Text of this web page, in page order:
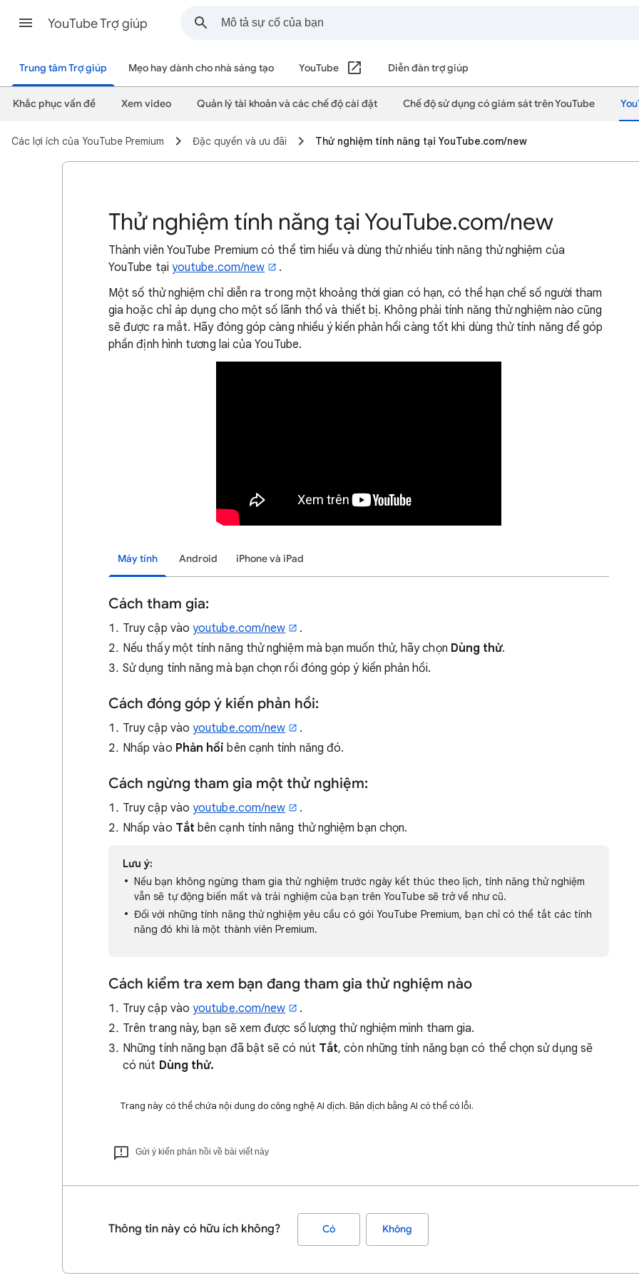
YouTube Trợ giúp
Trung tâm Trợ giúp Mẹo hay dành cho nhà sáng tạo YouTube Diễn đàn trợ giúp
Khắc phục vấn đề Xem video Quản lý tài khoản và các chế độ cài đặt Chế độ sử dụng có giám sát trên YouTube
Các lợi ích của YouTube Premium Đặc quyền và ưu đãi Thử nghiệm tính năng tại YouTube.com/new
Thử nghiệm tính năng tại YouTube.com/new
Thành viên YouTube Premium có thể tìm hiểu và dùng thử nhiều tính năng thử nghiệm của
YouTube tại youtube.com/new
.
Một số thử nghiệm chỉ diễn ra trong một khoảng thời gian có hạn, có thể hạn chế số người tham
gia hoặc chỉ áp dụng cho một số lãnh thổ và thiết bị. Không phải tính năng thử nghiệm nào cũng
sẽ được ra mắt. Hãy đóng góp càng nhiều ý kiến phản hồi càng tốt khi dùng thử tính năng để góp
phần định hình tương lai của YouTube.
Máy tính Android iPhone và iPad
Cách tham gia:
Truy cập vàoyoutube.com/new
.
Nếu thấy một tính năng thử nghiệm mà bạn muốn thử, hãy chọn Dùng thử.
Sử dụng tính năng mà bạn chọn rồi đóng góp ý kiến phản hồi.
Cách đóng góp ý kiến phản hồi:
Truy cập vàoyoutube.com/new
.
Nhấp vào Phản hồi bên cạnh tính năng đó.
Cách ngừng tham gia một thử nghiệm:
Truy cập vàoyoutube.com/new
.
Nhấp vào Tắt bên cạnh tính năng thử nghiệm bạn chọn.
Lưu ý:
Nếu bạn không ngừng tham gia thử nghiệm trước ngày kết thúc theo lịch, tính năng thử nghiệm
vẫn sẽ tự động biến mất và trải nghiệm của bạn trên YouTube sẽ trở về như cũ.
Đối với những tính năng thử nghiệm yêu cầu có gói YouTube Premium, bạn chỉ có thể tắt các tính
năng đó khi là một thành viên Premium.
Cách kiểm tra xem bạn đang tham gia thử nghiệm nào
Truy cập vàoyoutube.com/new
.
Trên trang này, bạn sẽ xem được số lượng thử nghiệm mình tham gia.
Những tính năng bạn đã bật sẽ có nút Tắt, còn những tính năng bạn có thể chọn sử dụng sẽ
có nút Dùng thử.
Trang này có thể chứa nội dung do công nghệ AI dịch. Bản dịch bằng AI có thể có lỗi.
Gửi ý kiến phản hồi về bài viết này
Thông tin này có hữu ích không? Có Không